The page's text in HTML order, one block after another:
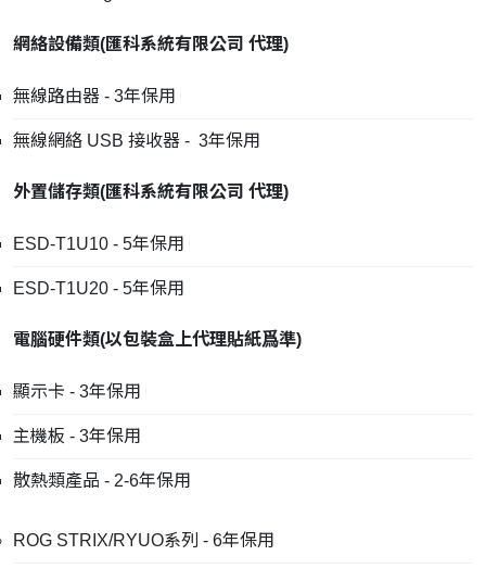
網絡設備類(匯科系統有限公司 代理)
無線路由器 - 3年保用
無線網絡 USB 接收器 - 3年保用
外置儲存類(匯科系統有限公司 代理)
ESD-T1U10 - 5年保用
ESD-T1U20 - 5年保用
電腦硬件類(以包裝盒上代理貼紙爲準)
顯示卡 - 3年保用
主機板 - 3年保用
散熱類產品 - 2-6年保用
ROG STRIX/RYUO系列 - 6年保用